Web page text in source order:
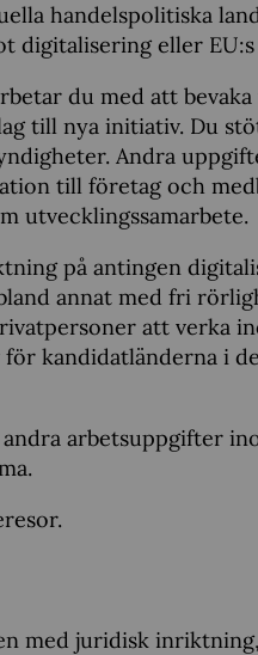
handelspolitiska
digitalisering eller
du med att
till nya initiativ. Du
Andra
till företag och
utvecklingssamarbete.
på antingen
annat med fri
att verka
kandidatländerna i
arbetsuppgifter
med juridisk